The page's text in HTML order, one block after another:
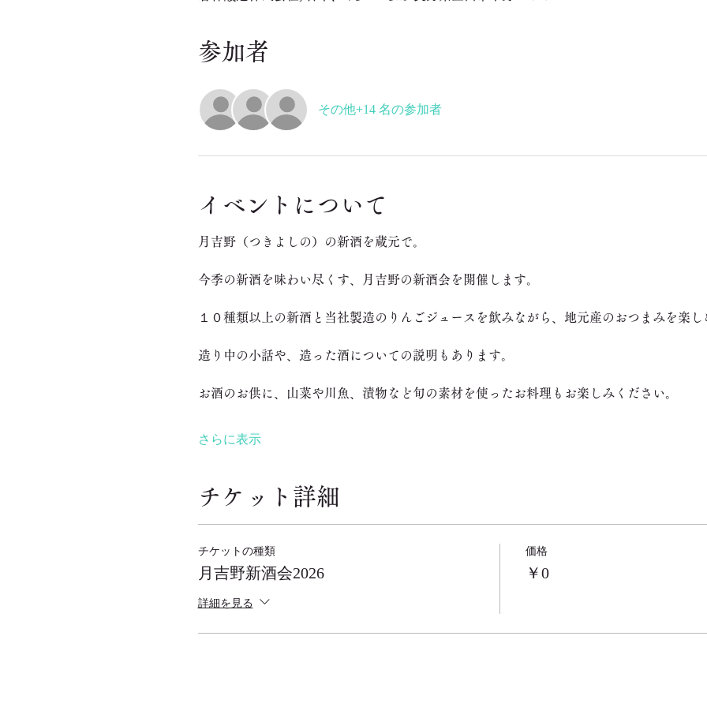
参加者
その他+14 名の参加者
イベントについて
​​月吉野（つきよしの）の新酒を蔵元で。
今季の新酒を味わい尽くす、月吉野の新酒会を開催します。
１０種類以上の新酒と当社製造のりんごジュースを飲みながら、地元産のおつまみを楽し
造り中の小話や、造った酒についての説明もあります。
お酒のお供に、山菜や川魚、漬物など旬の素材を使ったお料理もお楽しみください。
さらに表示
チケット詳細
チケットの種類
月吉野新酒会2026
詳細を見る
価格
￥0